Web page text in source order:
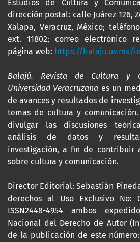
Estudios de Cultura y
dirección postal: calle Juárez 126,
Xalapa, Veracruz, México;
ext. 11802; correo electrónico
página web: https://balaju.uv.mx/
Balajú. Revista de Cultura y
Universidad Veracruzana es un
de avances y resultados de
temas de cultura y
divulgar las discusiones
análisis de datos y
investigación, a fin de contribuir
sobre cultura y comunicación.
Director Editorial: Sebastián
derechos al Uso Exclusivo No:
ISSN2448-4954 ambos
Nacional del Derecho de Autor
de la publicación de este